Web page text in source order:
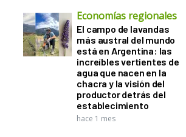
Economías regionales
El campo de lavandas
más austral del mundo
está en Argentina: las
increíbles vertientes de
agua que nacen en la
chacra y la visión del
productor detrás del
establecimiento
hace 1 mes